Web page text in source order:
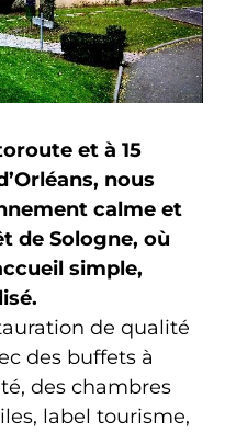
et à 15
nous
calme et
de Sologne, où
simple,
de qualité
des buffets à
des chambres
label tourisme,